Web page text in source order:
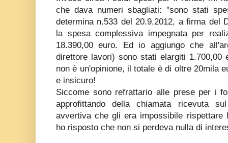
che dava numeri sbagliati: "sono stati
determina n.533 del 20.9.2012, a firma del
la spesa complessiva impegnata per
18.390,00 euro. Ed io aggiungo che
direttore lavori) sono stati elargiti 1.700,00
non è un'opinione, il totale è di oltre 20mila
e insicuro!
Siccome sono refrattario alle prese per i
approfittando della chiamata ricevuta
avvertiva che gli era impossibile rispettare
ho risposto che non si perdeva nulla di